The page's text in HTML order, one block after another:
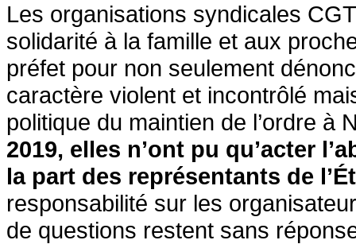
Les organisations syndicales
solidarité à la famille et aux
préfet pour non seulement
caractère violent et incontrôlé
politique du maintien de l’ordre à
2019, elles n’ont pu qu’acter
la part des représentants de
responsabilité sur les
de questions restent sans